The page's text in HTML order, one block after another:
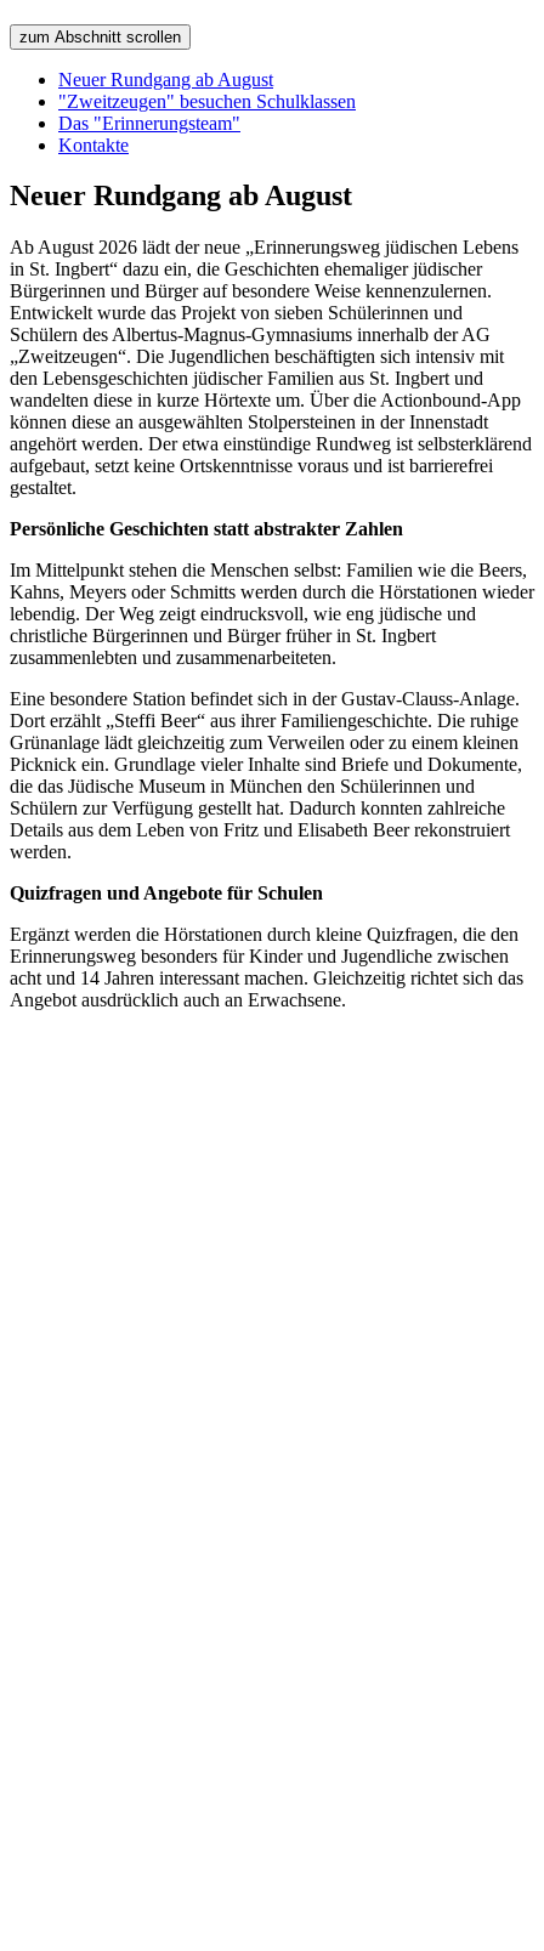
zum Abschnitt scrollen
Neuer Rundgang ab August
"Zweitzeugen" besuchen Schulklassen
Das "Erinnerungsteam"
Kontakte
Neuer Rundgang ab August
Ab August 2026 lädt der neue „Erinnerungsweg jüdischen Lebens
in St. Ingbert“ dazu ein, die Geschichten ehemaliger jüdischer
Bürgerinnen und Bürger auf besondere Weise kennenzulernen.
Entwickelt wurde das Projekt von sieben Schülerinnen und
Schülern des Albertus-Magnus-Gymnasiums innerhalb der AG
„Zweitzeugen“. Die Jugendlichen beschäftigten sich intensiv mit
den Lebensgeschichten jüdischer Familien aus St. Ingbert und
wandelten diese in kurze Hörtexte um. Über die Actionbound-App
können diese an ausgewählten Stolpersteinen in der Innenstadt
angehört werden. Der etwa einstündige Rundweg ist selbsterklärend
aufgebaut, setzt keine Ortskenntnisse voraus und ist barrierefrei
gestaltet.
Persönliche Geschichten statt abstrakter Zahlen
Im Mittelpunkt stehen die Menschen selbst: Familien wie die Beers,
Kahns, Meyers oder Schmitts werden durch die Hörstationen wieder
lebendig. Der Weg zeigt eindrucksvoll, wie eng jüdische und
christliche Bürgerinnen und Bürger früher in St. Ingbert
zusammenlebten und zusammenarbeiteten.
Eine besondere Station befindet sich in der Gustav-Clauss-Anlage.
Dort erzählt „Steffi Beer“ aus ihrer Familiengeschichte. Die ruhige
Grünanlage lädt gleichzeitig zum Verweilen oder zu einem kleinen
Picknick ein. Grundlage vieler Inhalte sind Briefe und Dokumente,
die das Jüdische Museum in München den Schülerinnen und
Schülern zur Verfügung gestellt hat. Dadurch konnten zahlreiche
Details aus dem Leben von Fritz und Elisabeth Beer rekonstruiert
werden.
Quizfragen und Angebote für Schulen
Ergänzt werden die Hörstationen durch kleine Quizfragen, die den
Erinnerungsweg besonders für Kinder und Jugendliche zwischen
acht und 14 Jahren interessant machen. Gleichzeitig richtet sich das
Angebot ausdrücklich auch an Erwachsene.